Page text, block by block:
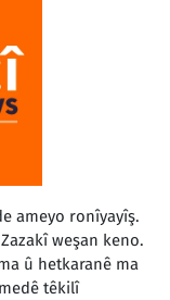
ameyo ronîyayîş.
weşan keno.
û hetkaranê ma
têkilî